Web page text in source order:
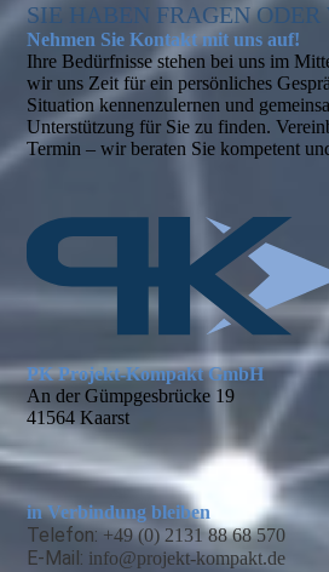
SIE HABEN FRAGEN ODER
Nehmen Sie Kontakt mit uns auf!
Ihre Bedürfnisse stehen bei uns im
wir uns Zeit für ein persönliches
Situation kennenzulernen und
Unterstützung für Sie zu finden.
Termin – wir beraten Sie kompetent
PK Projekt-Kompakt GmbH
An der Gümpgesbrücke 19
41564 Kaarst
in Verbindung bleiben
Telefon: +49 (0) 2131 88 68 570
E-Mail: info@projekt-kompakt.de